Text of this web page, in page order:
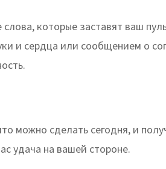
которые заставят ваш
и сердца или сообщением о
можно сделать сегодня, и
удача на вашей стороне.